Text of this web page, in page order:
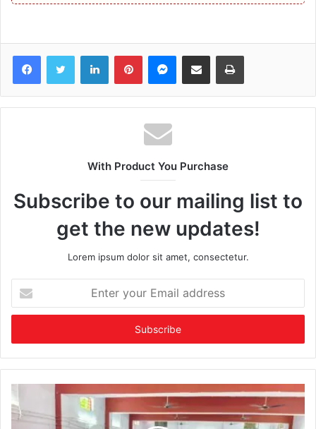
FacebookTwitter LinkedInPinterestMessenger
Share via Email Print
With Product You Purchase
Subscribe to our mailing list to
get the new updates!
Lorem ipsum dolor sit amet, consectetur.
your
Email